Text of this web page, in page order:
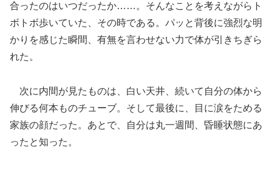
合ったのはいつだったか……。そんなことを考えながらト
ボトボ歩いていた、その時である。パッと背後に強烈な明
かりを感じた瞬間、有無を言わせない力で体が引きちぎら
れた。
次に内間が見たものは、白い天井、続いて自分の体から
伸びる何本ものチューブ。そして最後に、目に涙をためる
家族の顔だった。あとで、自分は丸一週間、昏睡状態にあ
ったと知った。